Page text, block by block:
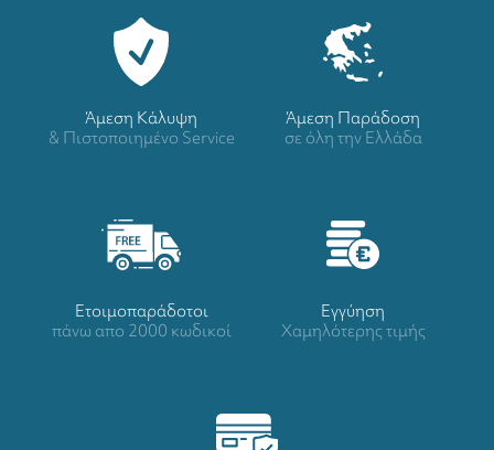
Άμεση Κάλυψη
& Πιστοποιημένο Service
Άμεση Παράδοση
σε όλη την Ελλάδα
Ετοιμοπαράδοτοι
πάνω απο 2000 κωδικοί
Eγγύηση
Χαμηλότερης τιμής